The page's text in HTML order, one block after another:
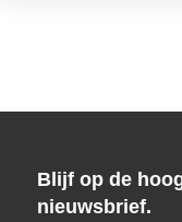
Blijf op de
nieuwsbrief.